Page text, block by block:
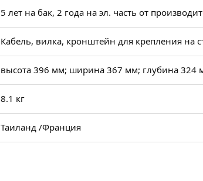
5 лет на бак, 2 года на эл. часть от
Кабель, вилка, кронштейн для крепления на
высота 396 мм; ширина 367 мм; глубина 324
8.1 кг
Таиланд /Франция